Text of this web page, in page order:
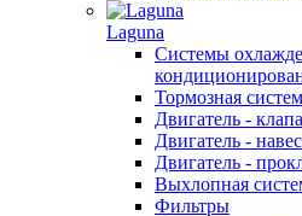
Laguna
Системы
Тормозная
Двигатель -
Двигатель -
Двигатель -
Выхлопная
Фильтры